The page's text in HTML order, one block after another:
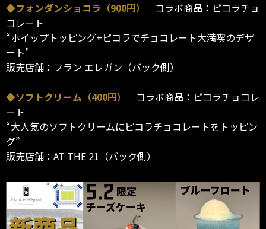
◆フォンダンショコラ（900円）
コラボ商品：ピコラチョ
コレート
“ホイップトッピング+ピコラでチョコレート大満喫のデザ
ート"
販売店舗：フラン エレガン（バック側）
◆ソフトクリーム（400円）
コラボ商品：ピコラチョコレ
ート
“大人気のソフトクリームにピコラチョコレートをトッピン
グ”
販売店舗：AT THE 21（バック側）